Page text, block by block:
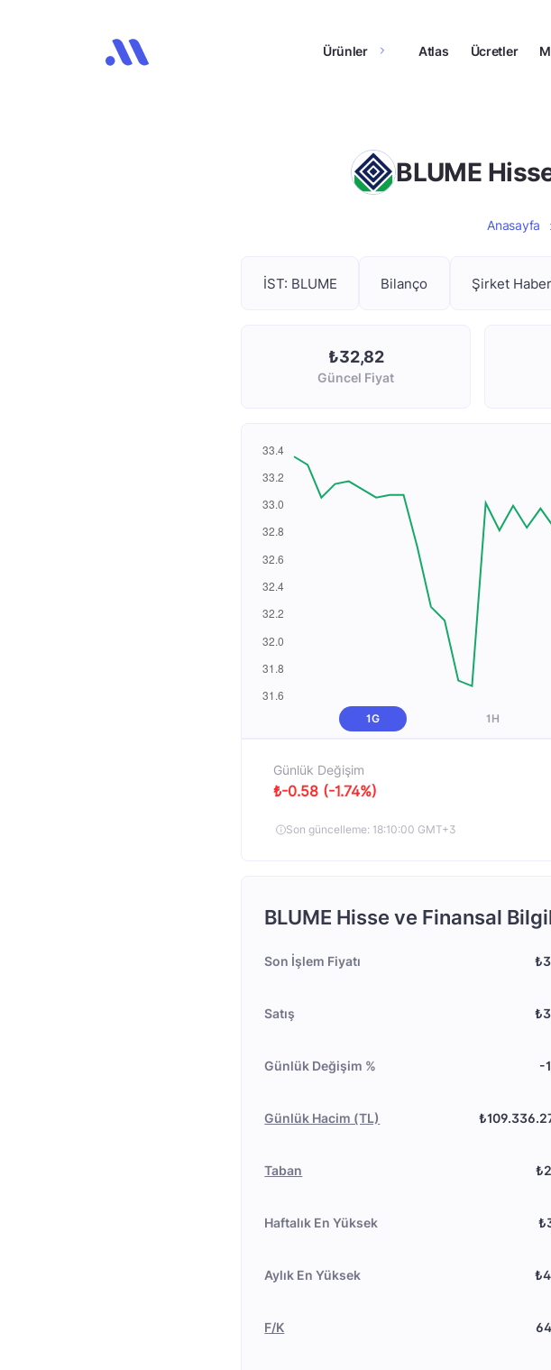
Ürünler Atlas Ücretler
BLUME
Anasayfa
İST: BLUME Bilanço Şirket
₺32,82
Güncel Fiyat
1G 1H
Günlük Değişim
₺-0.58 (-1.74%)
Son güncelleme: 18:10:00 GMT+3
BLUME Hisse ve Finansal
Son İşlem Fiyatı
Satış
Günlük Değişim % -
Günlük Hacim (TL)
Taban
Haftalık En Yüksek
Aylık En Yüksek
F/K